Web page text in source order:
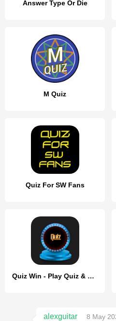
Answer Type Or Die
M Quiz
Quiz For SW Fans
Quiz Win - Play Quiz & Earn
alexguitar
8 May